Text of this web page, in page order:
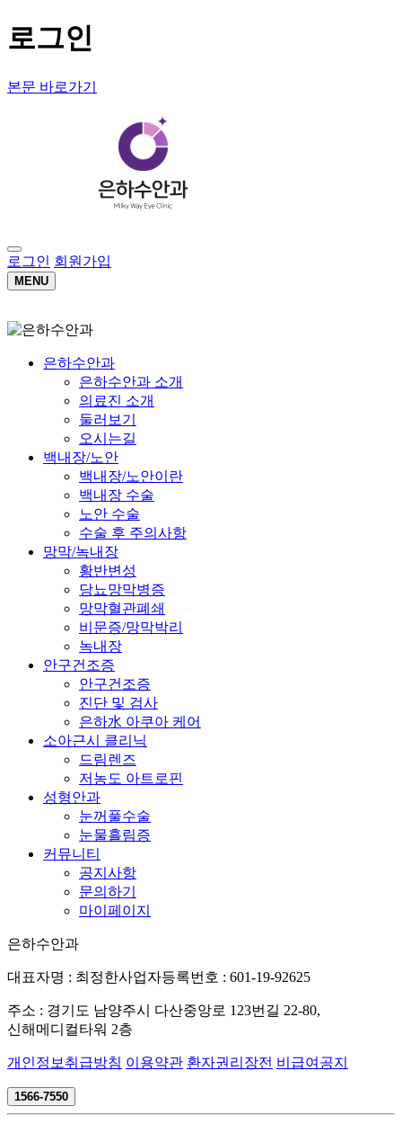
로그인
본문 바로가기
로그인 회원가입
MENU
은하수안과
은하수안과 소개
의료진 소개
둘러보기
오시는길
백내장/노안
백내장/노안이란
백내장 수술
노안 수술
수술 후 주의사항
망막/녹내장
황반변성
당뇨망막병증
망막혈관폐쇄
비문증/망막박리
녹내장
안구건조증
안구건조증
진단 및 검사
은하水 아쿠아 케어
소아근시 클리닉
드림렌즈
저농도 아트로핀
성형안과
눈꺼풀수술
눈물흘림증
커뮤니티
공지사항
문의하기
마이페이지
은하수안과
대표자명 : 최정한사업자등록번호 : 601-19-92625
주소 : 경기도 남양주시 다산중앙로 123번길 22-80,
신해메디컬타워 2층
개인정보취급방침 이용약관 환자권리장전 비급여공지
1566-7550